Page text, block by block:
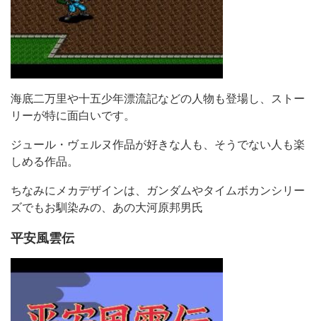
海底二万里や十五少年漂流記などの人物も登場し、ストー
リーが特に面白いです。
ジュール・ヴェルヌ作品が好きな人も、そうでない人も楽
しめる作品。
ちなみにメカデザインは、ガンダムやタイムボカンシリー
ズでもお馴染みの、あの大河原邦男氏
平安風雲伝